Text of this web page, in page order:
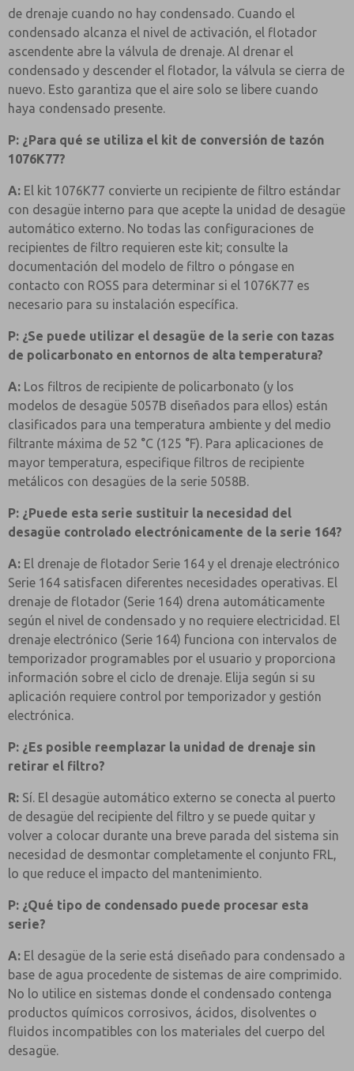
de drenaje cuando no hay condensado. Cuando el
condensado alcanza el nivel de activación, el flotador
ascendente abre la válvula de drenaje. Al drenar el
condensado y descender el flotador, la válvula se cierra de
nuevo. Esto garantiza que el aire solo se libere cuando
haya condensado presente.
P: ¿Para qué se utiliza el kit de conversión de tazón
1076K77?
A: El kit 1076K77 convierte un recipiente de filtro estándar
con desagüe interno para que acepte la unidad de desagüe
automático externo. No todas las configuraciones de
recipientes de filtro requieren este kit; consulte la
documentación del modelo de filtro o póngase en
contacto con ROSS para determinar si el 1076K77 es
necesario para su instalación específica.
P: ¿Se puede utilizar el desagüe de la serie con tazas
de policarbonato en entornos de alta temperatura?
A: Los filtros de recipiente de policarbonato (y los
modelos de desagüe 5057B diseñados para ellos) están
clasificados para una temperatura ambiente y del medio
filtrante máxima de 52 °C (125 °F). Para aplicaciones de
mayor temperatura, especifique filtros de recipiente
metálicos con desagües de la serie 5058B.
P: ¿Puede esta serie sustituir la necesidad del
desagüe controlado electrónicamente de la serie 164?
A: El drenaje de flotador Serie 164 y el drenaje electrónico
Serie 164 satisfacen diferentes necesidades operativas. El
drenaje de flotador (Serie 164) drena automáticamente
según el nivel de condensado y no requiere electricidad. El
drenaje electrónico (Serie 164) funciona con intervalos de
temporizador programables por el usuario y proporciona
información sobre el ciclo de drenaje. Elija según si su
aplicación requiere control por temporizador y gestión
electrónica.
P: ¿Es posible reemplazar la unidad de drenaje sin
retirar el filtro?
R: Sí. El desagüe automático externo se conecta al puerto
de desagüe del recipiente del filtro y se puede quitar y
volver a colocar durante una breve parada del sistema sin
necesidad de desmontar completamente el conjunto FRL,
lo que reduce el impacto del mantenimiento.
P: ¿Qué tipo de condensado puede procesar esta
serie?
A: El desagüe de la serie está diseñado para condensado a
base de agua procedente de sistemas de aire comprimido.
No lo utilice en sistemas donde el condensado contenga
productos químicos corrosivos, ácidos, disolventes o
fluidos incompatibles con los materiales del cuerpo del
desagüe.